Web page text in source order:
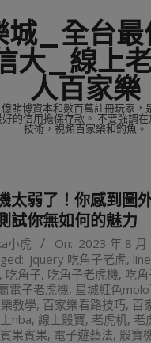
城_全台最
大_線上
人百家樂
賭博資本和數百萬註冊玩家
的信用擔保存款。 不要強調
技術，視頻百家樂和釣魚。
太弱了！你感到圖
試你無如何的魅力
小虎 On: 2023 年 8 月
jquery 吃角子老虎,
, 吃角子, 吃角子老虎機, 吃
電子老虎機, 星城紅色
教學, 百家樂看路技巧, 百
nba, 線上骰寶, 老虎机, 老
賓果賓果, 電子遊藝法, 骰寶